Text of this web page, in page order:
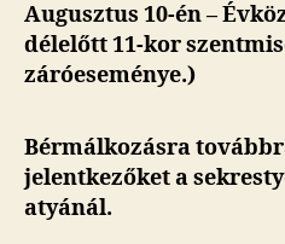
Augusztus 10-én –
délelőtt 11-kor
záróeseménye.)
Bérmálkozásra
jelentkezőket a
atyánál.